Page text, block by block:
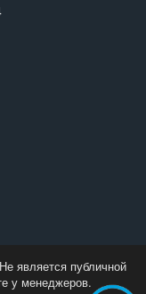
является публичной
у менеджеров.